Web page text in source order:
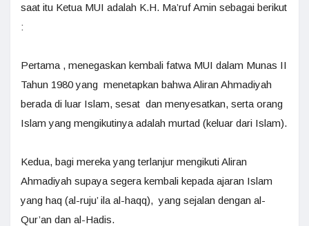
saat itu Ketua MUI adalah K.H. Ma’ruf Amin sebagai berikut
:
Pertama , menegaskan kembali fatwa MUI dalam Munas II
Tahun 1980 yang menetapkan bahwa Aliran Ahmadiyah
berada di luar Islam, sesat dan menyesatkan, serta orang
Islam yang mengikutinya adalah murtad (keluar dari Islam).
Kedua, bagi mereka yang terlanjur mengikuti Aliran
Ahmadiyah supaya segera kembali kepada ajaran Islam
yang haq (al-ruju’ ila al-haqq), yang sejalan dengan al-
Qur’an dan al-Hadis.